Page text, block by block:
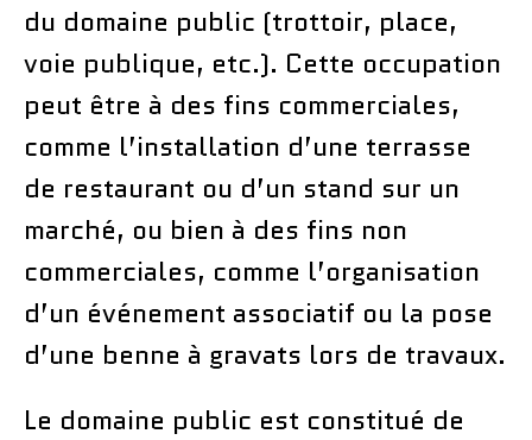
du domaine public (trottoir, place,
voie publique, etc.). Cette occupation
peut être à des fins commerciales,
comme l’installation d’une terrasse
de restaurant ou d’un stand sur un
marché, ou bien à des fins non
commerciales, comme l’organisation
d’un événement associatif ou la pose
d’une benne à gravats lors de travaux.
Le domaine public est constitué de